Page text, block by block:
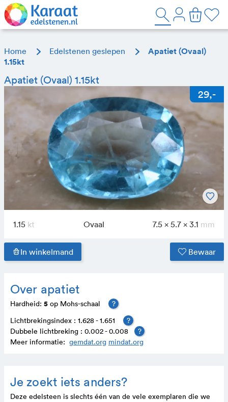
Home Edelstenen geslepen
Apatiet (Ovaal)
1.15kt
Apatiet (Ovaal) 1.15kt
1.15 Ovaal 7.5 x 5.7 x 3.1
In winkelmand Bewaar
Over apatiet
Hardheid: 5 op Mohs-schaal
?
Lichtbrekingsindex : 1.628 - 1.651
?
Dubbele lichtbreking : 0.002 - 0.008
?
Meer informatie: gemdat.org mindat.org
Je zoekt iets anders?
Deze edelsteen is slechts één van de vele exem­plaren die we